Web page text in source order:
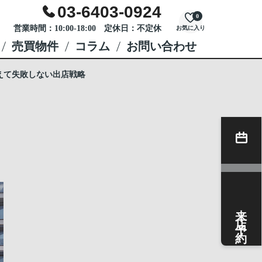
03-6403-0924
営業時間：10:00-18:00 定休日：不定休 お気に入り
0
売買物件 コラム お問い合わせ
て失敗しない出店戦略
来店予約